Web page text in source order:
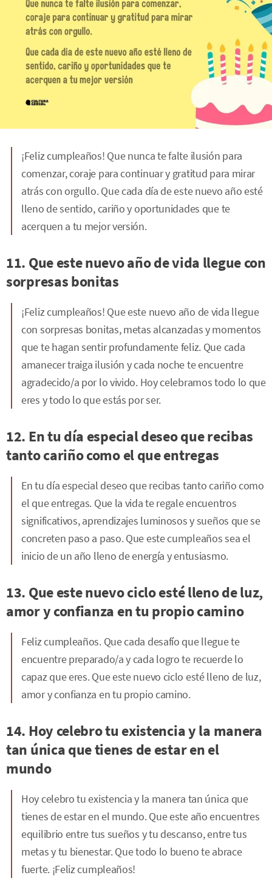
¡Feliz cumpleaños! Que nunca te falte ilusión para
comenzar, coraje para continuar y gratitud para mirar
atrás con orgullo. Que cada día de este nuevo año esté
lleno de sentido, cariño y oportunidades que te
acerquen a tu mejor versión.
11. Que este nuevo año de vida llegue con
sorpresas bonitas
¡Feliz cumpleaños! Que este nuevo año de vida llegue
con sorpresas bonitas, metas alcanzadas y momentos
que te hagan sentir profundamente feliz. Que cada
amanecer traiga ilusión y cada noche te encuentre
agradecido/a por lo vivido. Hoy celebramos todo lo que
eres y todo lo que estás por ser.
12. En tu día especial deseo que recibas
tanto cariño como el que entregas
En tu día especial deseo que recibas tanto cariño como
el que entregas. Que la vida te regale encuentros
significativos, aprendizajes luminosos y sueños que se
concreten paso a paso. Que este cumpleaños sea el
inicio de un año lleno de energía y entusiasmo.
13. Que este nuevo ciclo esté lleno de luz,
amor y confianza en tu propio camino
Feliz cumpleaños. Que cada desafío que llegue te
encuentre preparado/a y cada logro te recuerde lo
capaz que eres. Que este nuevo ciclo esté lleno de luz,
amor y confianza en tu propio camino.
14. Hoy celebro tu existencia y la manera
tan única que tienes de estar en el
mundo
Hoy celebro tu existencia y la manera tan única que
tienes de estar en el mundo. Que este año encuentres
equilibrio entre tus sueños y tu descanso, entre tus
metas y tu bienestar. Que todo lo bueno te abrace
fuerte. ¡Feliz cumpleaños!